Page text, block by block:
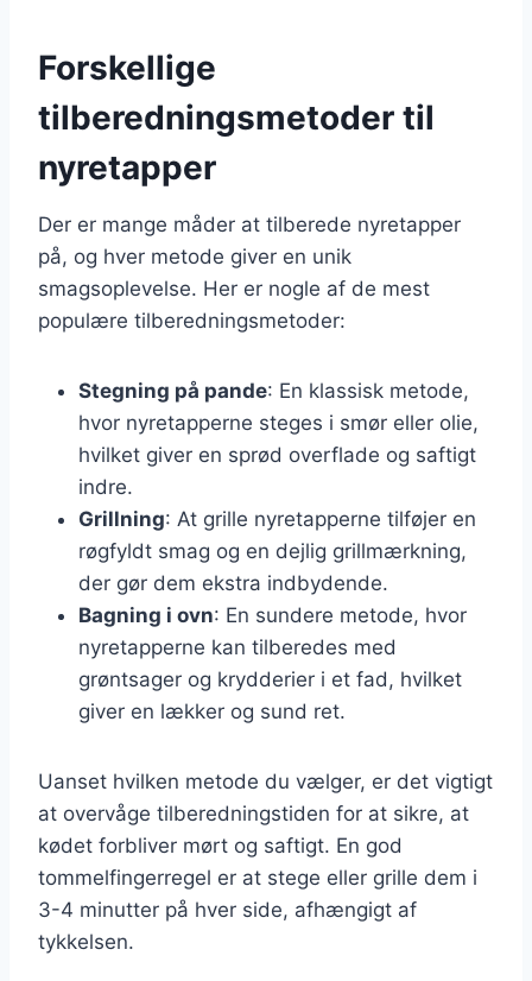
Forskellige
tilberedningsmetoder til
nyretapper
Der er mange måder at tilberede nyretapper
på, og hver metode giver en unik
smagsoplevelse. Her er nogle af de mest
populære tilberedningsmetoder:
Stegning på pande: En klassisk metode,
hvor nyretapperne steges i smør eller olie,
hvilket giver en sprød overflade og saftigt
indre.
Grillning: At grille nyretapperne tilføjer en
røgfyldt smag og en dejlig grillmærkning,
der gør dem ekstra indbydende.
Bagning i ovn: En sundere metode, hvor
nyretapperne kan tilberedes med
grøntsager og krydderier i et fad, hvilket
giver en lækker og sund ret.
Uanset hvilken metode du vælger, er det vigtigt
at overvåge tilberedningstiden for at sikre, at
kødet forbliver mørt og saftigt. En god
tommelfingerregel er at stege eller grille dem i
3-4 minutter på hver side, afhængigt af
tykkelsen.